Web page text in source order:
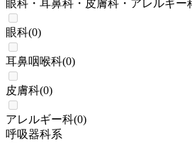
眼科・耳鼻科・皮膚科・アレルギー
眼科(0)
耳鼻咽喉科(0)
皮膚科(0)
アレルギー科(0)
呼吸器科系